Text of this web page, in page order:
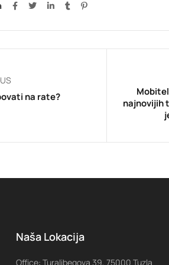
na rate?
najnovijih
Naša Lokacija
Office: Turalibegova 39, 75000 Tuzla